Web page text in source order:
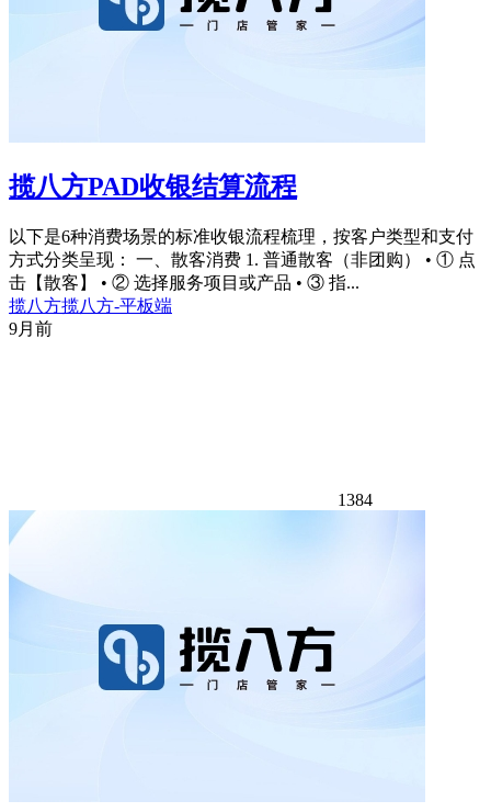
揽八方PAD收银结算流程
以下是6种消费场景的标准收银流程梳理，按客户类型和支付
方式分类呈现： 一、散客消费 1. 普通散客（非团购） • ① 点
击【散客】 • ② 选择服务项目或产品 • ③ 指...
揽八方揽八方-平板端
9月前
1384